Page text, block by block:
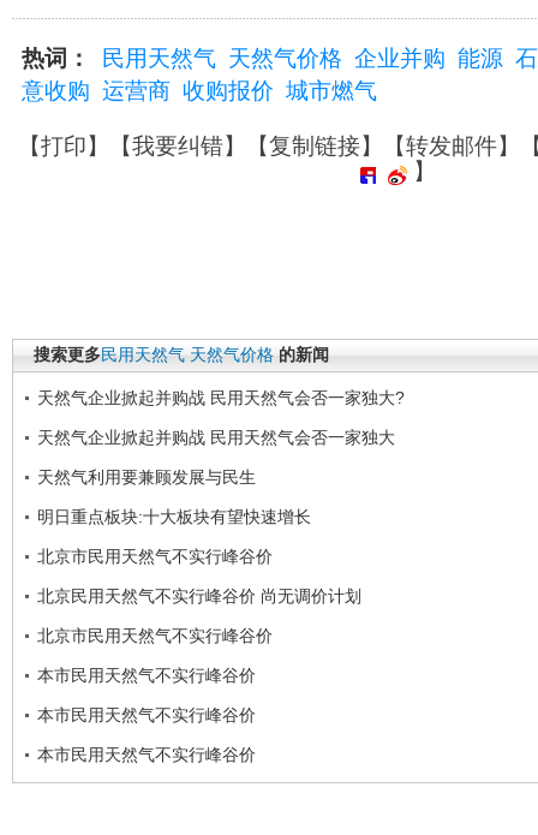
热词： 民用天然气 天然气价格 企业并购 能源
意收购 运营商 收购报价 城市燃气
【打印】【我要纠错】【复制链接】【转发邮件】
】
搜索更多民用天然气 天然气价格 的新闻
天然气企业掀起并购战 民用天然气会否一家独大?
天然气企业掀起并购战 民用天然气会否一家独大
天然气利用要兼顾发展与民生
明日重点板块:十大板块有望快速增长
北京市民用天然气不实行峰谷价
北京民用天然气不实行峰谷价 尚无调价计划
北京市民用天然气不实行峰谷价
本市民用天然气不实行峰谷价
本市民用天然气不实行峰谷价
本市民用天然气不实行峰谷价